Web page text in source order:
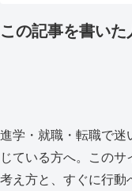
この記事を書いた
進学・就職・転職で迷
じている方へ。この
考え方と、すぐに行動